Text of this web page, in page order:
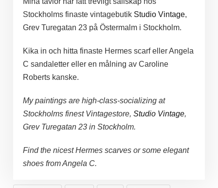
Stockholms finaste vintagebutik Studio Vintage,
Grev Turegatan 23 på Östermalm i Stockholm.
Kika in och hitta finaste Hermes scarf eller Angela
C sandaletter eller en målning av Caroline
Roberts kanske.
My paintings are high-class-socializing at
Stockholms finest Vintagestore, Studio Vintage,
Grev Turegatan 23 in Stockholm.
Find the nicest Hermes scarves or some elegant
shoes from Angela C.